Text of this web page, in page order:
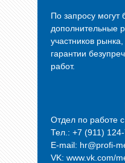
По запросу могут
дополнительные
участников
гарантии
работ.
Отдел по работе
Тел.: +7 (911)
E-mail: hr@profi-
VK: www.vk.com/